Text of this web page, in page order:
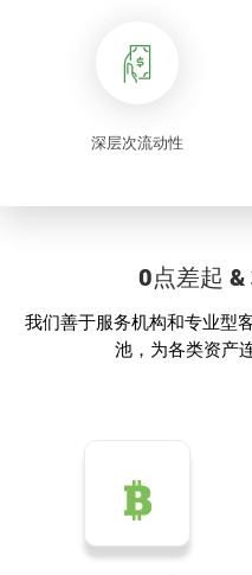
深层次流动性
0点差起
我们善于服务机构和专业型
池，为各类资产